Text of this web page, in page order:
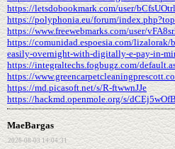
https://letsdobookmark.com/user/
https://polyphonia.eu/forum/
https://www.freewebmarks.com/user/
https://comunidad.espoesia.com/
easily-overnight-with-digitally-e-pay-in-
https://integraltechs.fogbugz.com/
https://
https://md.picasoft.net/s/R-ftwwnJJe
https://hackmd.openmole.org/s/
MaeBargas
2026-08-03 14:04:31